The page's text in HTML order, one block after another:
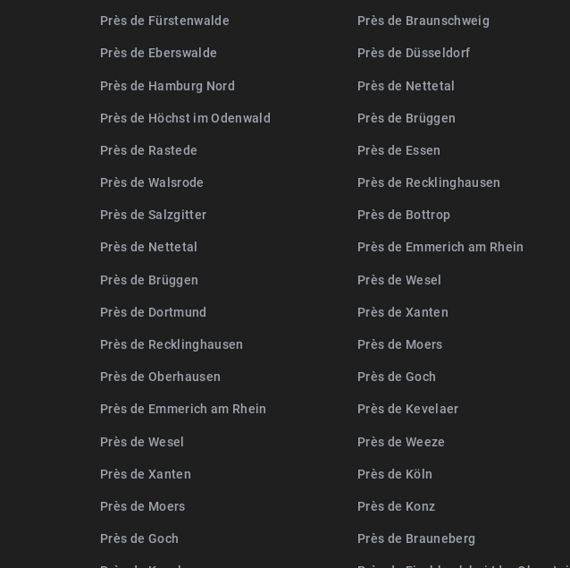
Près de Fürstenwalde
Près de Eberswalde
Près de Hamburg Nord
Près de Höchst im Odenwald
Près de Rastede
Près de Walsrode
Près de Salzgitter
Près de Nettetal
Près de Brüggen
Près de Dortmund
Près de Recklinghausen
Près de Oberhausen
Près de Emmerich am Rhein
Près de Wesel
Près de Xanten
Près de Moers
Près de Goch
Près de Braunschweig
Près de Düsseldorf
Près de Nettetal
Près de Brüggen
Près de Essen
Près de Recklinghausen
Près de Bottrop
Près de Emmerich am Rhein
Près de Wesel
Près de Xanten
Près de Moers
Près de Goch
Près de Kevelaer
Près de Weeze
Près de Köln
Près de Konz
Près de Brauneberg